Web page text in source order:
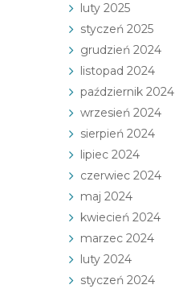
luty 2025
styczeń 2025
grudzień 2024
listopad 2024
październik 2024
wrzesień 2024
sierpień 2024
lipiec 2024
czerwiec 2024
maj 2024
kwiecień 2024
marzec 2024
luty 2024
styczeń 2024